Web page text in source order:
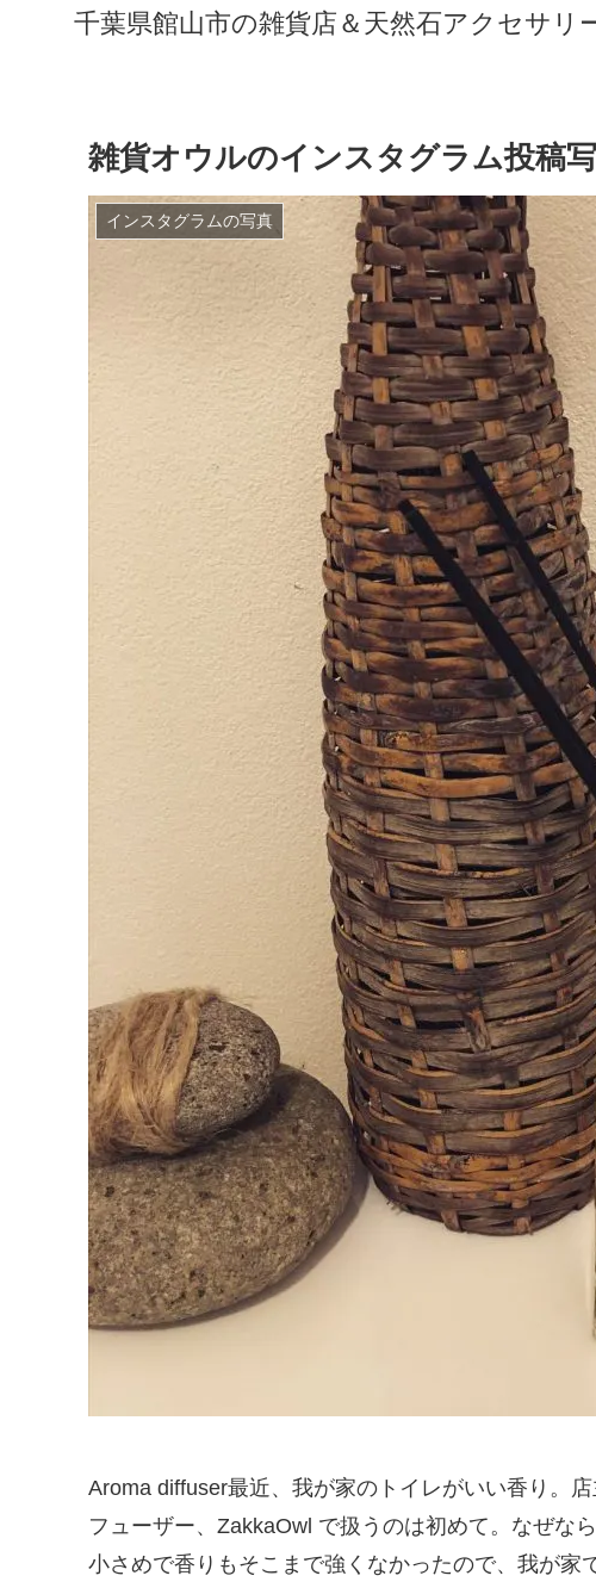
千葉県館山市の雑貨店＆天然石アクセサリ
雑貨オウルのインスタグラム投稿
インスタグラムの写真
Aroma diffuser最近、我が家のトイレがいい香り。
フューザー、ZakkaOwl で扱うのは初めて。なぜな
小さめで香りもそこまで強くなかったので、我が